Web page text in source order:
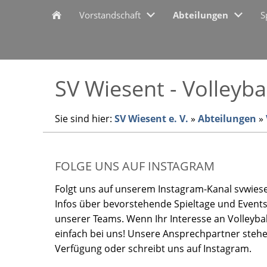
Vorstandschaft Abteilungen
SV Wiesent -
Sie sind hier: SV Wiesent e. V. » Abteilungen »
FOLGE UNS AUF INSTAGRAM
Folgt uns auf unserem Instagram-Kanal
Infos über bevorstehende Spieltage und
unserer Teams. Wenn Ihr Interesse an
einfach bei uns! Unsere Ansprechpartner
Verfügung oder schreibt uns auf Instagram.